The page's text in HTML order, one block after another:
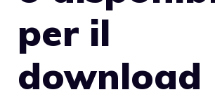
per il
download